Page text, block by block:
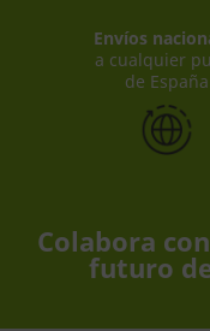
Envíos
a cualquier
de España
Colabora
futuro